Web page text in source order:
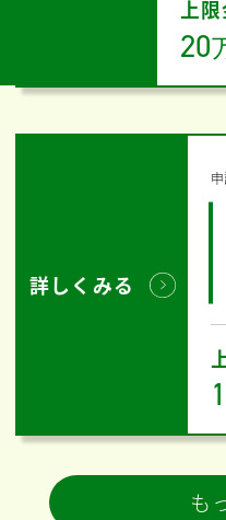
上
20
詳しくみる
も